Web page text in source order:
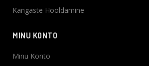
Kangaste Hooldamine
MINU KONTO
Minu Konto